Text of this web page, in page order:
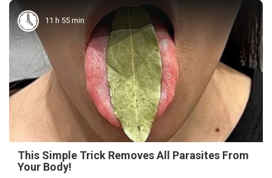
11 h 55 min
This Simple Trick Removes All Parasites From
Your Body!